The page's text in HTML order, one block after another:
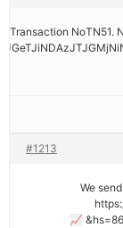
Transaction
#1213
📈 We